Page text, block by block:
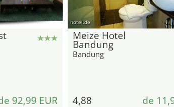
92,99 EUR
hotel.de
Meize Hotel
Bandung
Bandung
4,88 de